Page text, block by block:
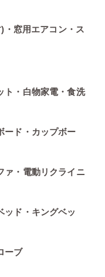
・窓用エアコン・ス
ト・白物家電・食洗
ード・カップボー
ァ・電動リクライニ
ッド・キングベッ
ーブ